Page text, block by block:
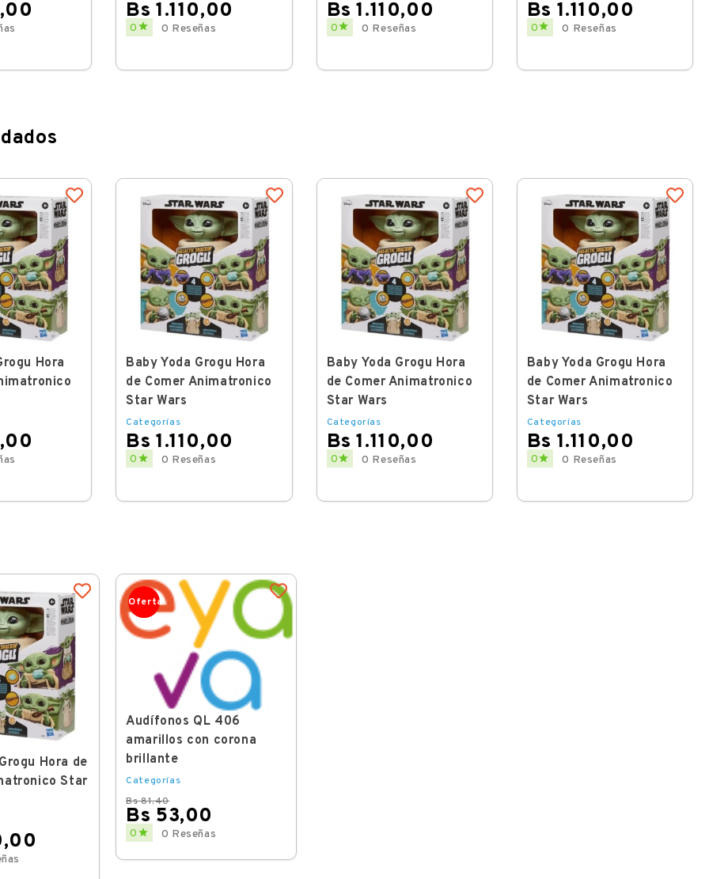
Bs 1.110,00
Price
0  0 Reseñas
Bs 1.110,00
Price
0 0 Reseñas
Bs 1.110,00
Price
0 0 Reseñas
Hora
Baby Yoda Grogu Hora
de Comer Animatronico
Star Wars
Categorías
Bs 1.110,00
Price
0  0 Reseñas
Baby Yoda Grogu Hora
de Comer Animatronico
Star Wars
Categorías
Bs 1.110,00
Price
0 0 Reseñas
Baby Yoda Grogu Hora
de Comer Animatronico
Star Wars
Categorías
Bs 1.110,00
Price
0 0 Reseñas
Hora de
Star
Oferta
Audífonos QL 406
amarillos con corona
brillante
Categorías
Bs 81,40
Bs 53,00
Regular
price
Price
0  0 Reseñas